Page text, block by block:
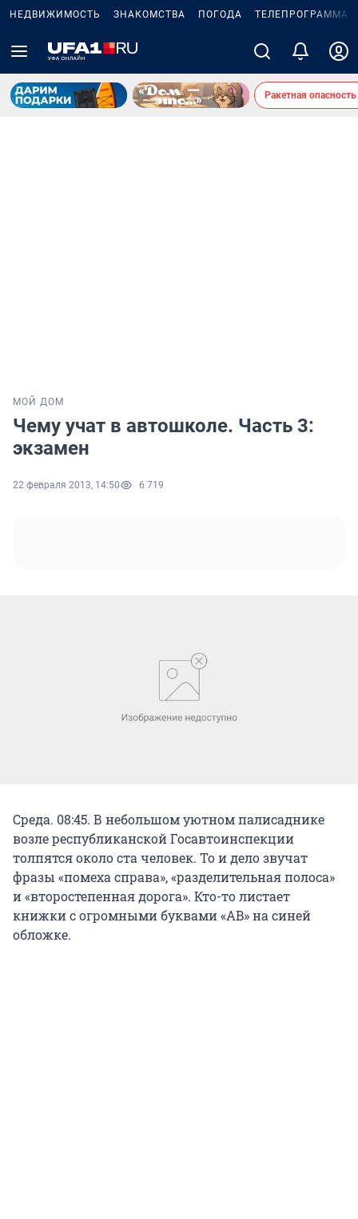
НЕДВИЖИМОСТЬ ЗНАКОМСТВА ПОГОДА ТЕЛЕПРОГРАММА
Ракетная
МОЙ ДОМ
Чему учат в автошколе. Часть 3:
экзамен
22 февраля 2013, 14:50 6 719
Среда. 08:45. В небольшом уютном палисаднике
возле республиканской Госавтоинспекции
толпятся около ста человек. То и дело звучат
фразы «помеха справа», «разделительная полоса»
и «второстепенная дорога». Кто-то листает
книжки с огромными буквами «AB» на синей
обложке.